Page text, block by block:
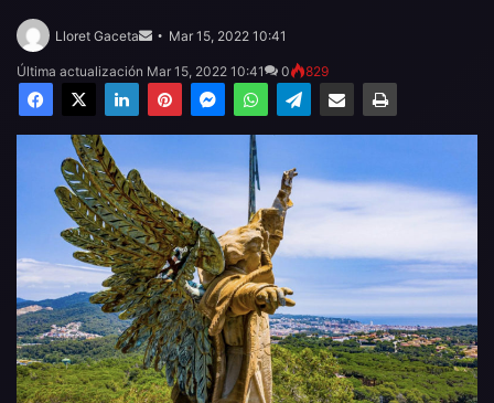
Lloret Gaceta
email
Mar 15, 2022 10:41
Última actualización Mar 15, 2022 10:41 0 829
Facebook
X LinkedInPinterestMessengerWhatsAppTelegramCompartir por email Imprimir